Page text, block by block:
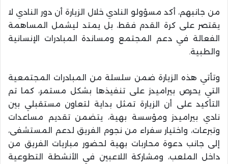
من جانبهم، أكد مسؤولو النادي خلال الزيارة أن دور النادي لا
يقتصر على كرة القدم فقط، بل يمتد ليشمل المساهمة
الفعالة في دعم المجتمع ومساندة المبادرات الإنسانية
والطبية.
وتأتي هذه الزيارة ضمن سلسلة من المبادرات المجتمعية
التي يحرص بيراميدز على تنفيذها بشكل مستمر، كما تم
التأكيد على أن الزيارة تمثل بداية لتعاون مستقبلي بين
نادي بيراميدز ومؤسسة بهية، يتضمن تقديم مساعدات
وتبرعات، واختيار سفراء من نجوم الفريق لدعم المستشفى،
إلى جانب دعوة محاربات بهية لحضور مباريات الفريق من
داخل الملعب، ومشاركة اللاعبين في الأنشطة التطوعية